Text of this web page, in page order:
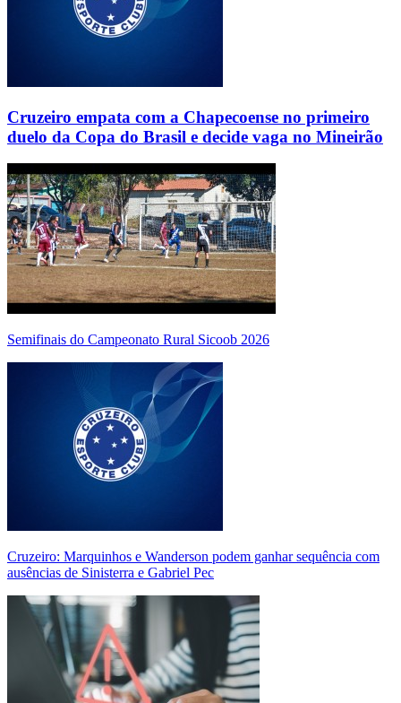
Cruzeiro empata com a Chapecoense no primeiro
duelo da Copa do Brasil e decide vaga no Mineirão
Semifinais do Campeonato Rural Sicoob 2026
Cruzeiro: Marquinhos e Wanderson podem ganhar sequência com
ausências de Sinisterra e Gabriel Pec